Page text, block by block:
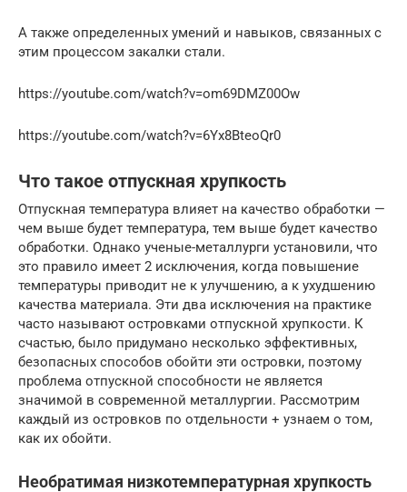
А также определенных умений и навыков, связанных с
этим процессом закалки стали.
https://youtube.com/watch?v=om69DMZ00Ow
https://youtube.com/watch?v=6Yx8BteoQr0
Что такое отпускная хрупкость
Отпускная температура влияет на качество обработки —
чем выше будет температура, тем выше будет качество
обработки. Однако ученые-металлурги установили, что
это правило имеет 2 исключения, когда повышение
температуры приводит не к улучшению, а к ухудшению
качества материала. Эти два исключения на практике
часто называют островками отпускной хрупкости. К
счастью, было придумано несколько эффективных,
безопасных способов обойти эти островки, поэтому
проблема отпускной способности не является
значимой в современной металлургии. Рассмотрим
каждый из островков по отдельности + узнаем о том,
как их обойти.
Необратимая низкотемпературная хрупкость